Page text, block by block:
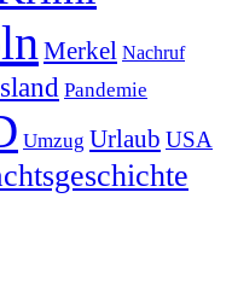
Merkel Nachruf
Pandemie
Umzug Urlaub USA